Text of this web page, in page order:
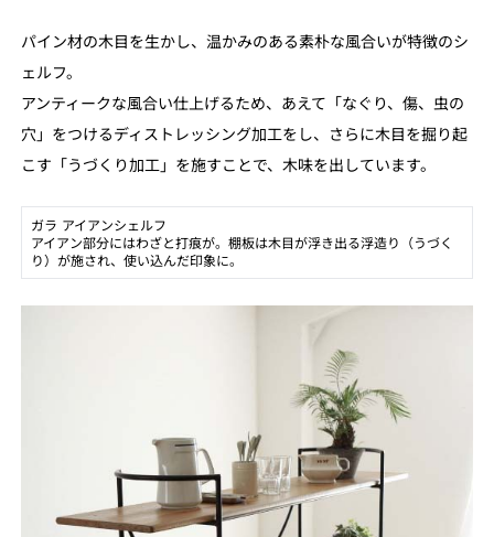
パイン材の木目を生かし、温かみのある素朴な風合いが特徴のシ
ェルフ。
アンティークな風合い仕上げるため、あえて「なぐり、傷、虫の
穴」をつけるディストレッシング加工をし、さらに木目を掘り起
こす「うづくり加工」を施すことで、木味を出しています。
ガラ アイアンシェルフ
アイアン部分にはわざと打痕が。棚板は木目が浮き出る浮造り（うづく
り）が施され、使い込んだ印象に。